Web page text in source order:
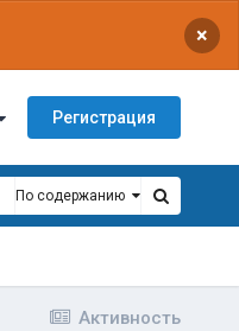
×
Регистрация
По содержанию
Активность